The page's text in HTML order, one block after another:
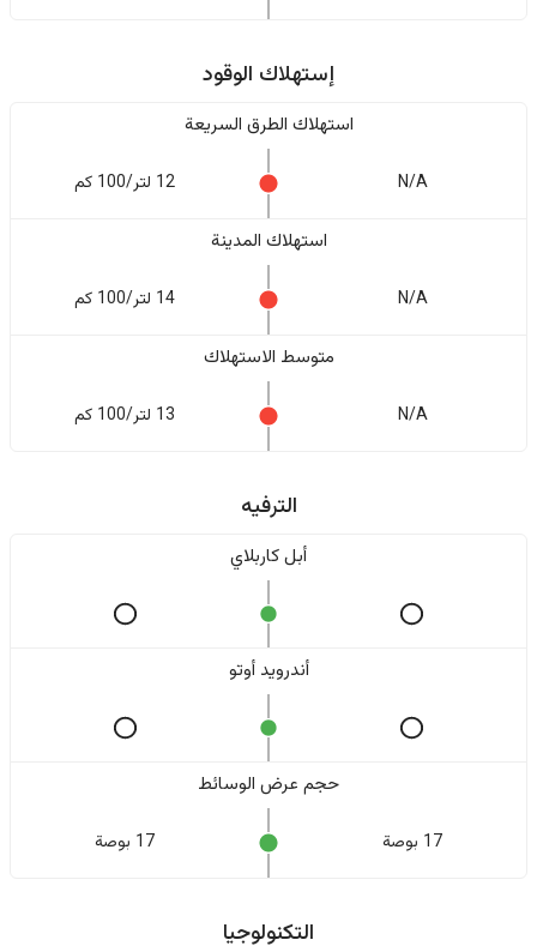
إستهلاك الوقود
استهلاك الطرق السريعة
N/A 12 لتر/100 كم
استهلاك المدينة
N/A 14 لتر/100 كم
متوسط الاستهلاك
N/A 13 لتر/100 كم
الترفيه
أبل كاربلاي
أندرويد أوتو
حجم عرض الوسائط
17 بوصة 17 بوصة
التكنولوجيا